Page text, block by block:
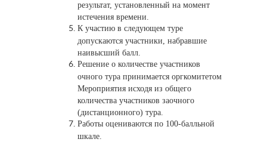
результат, установленный на момент
истечения времени.
К участию в следующем туре
допускаются участники, набравшие
наивысший балл.
Решение о количестве участников
очного тура принимается оргкомитетом
Мероприятия исходя из общего
количества участников заочного
(дистанционного) тура.
Работы оцениваются по 100-балльной
шкале.